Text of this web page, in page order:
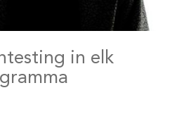
in elk